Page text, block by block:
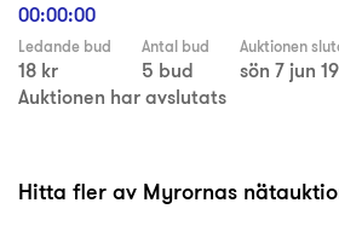
00:00:00
Ledande bud
18 kr
Antal bud
5 bud
Auktionen
sön 7 jun
Auktionen har avslutats
Hitta fler av Myrornas